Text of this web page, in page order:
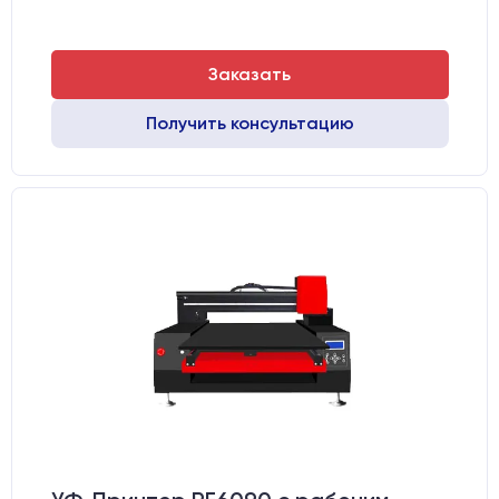
Заказать
Получить консультацию